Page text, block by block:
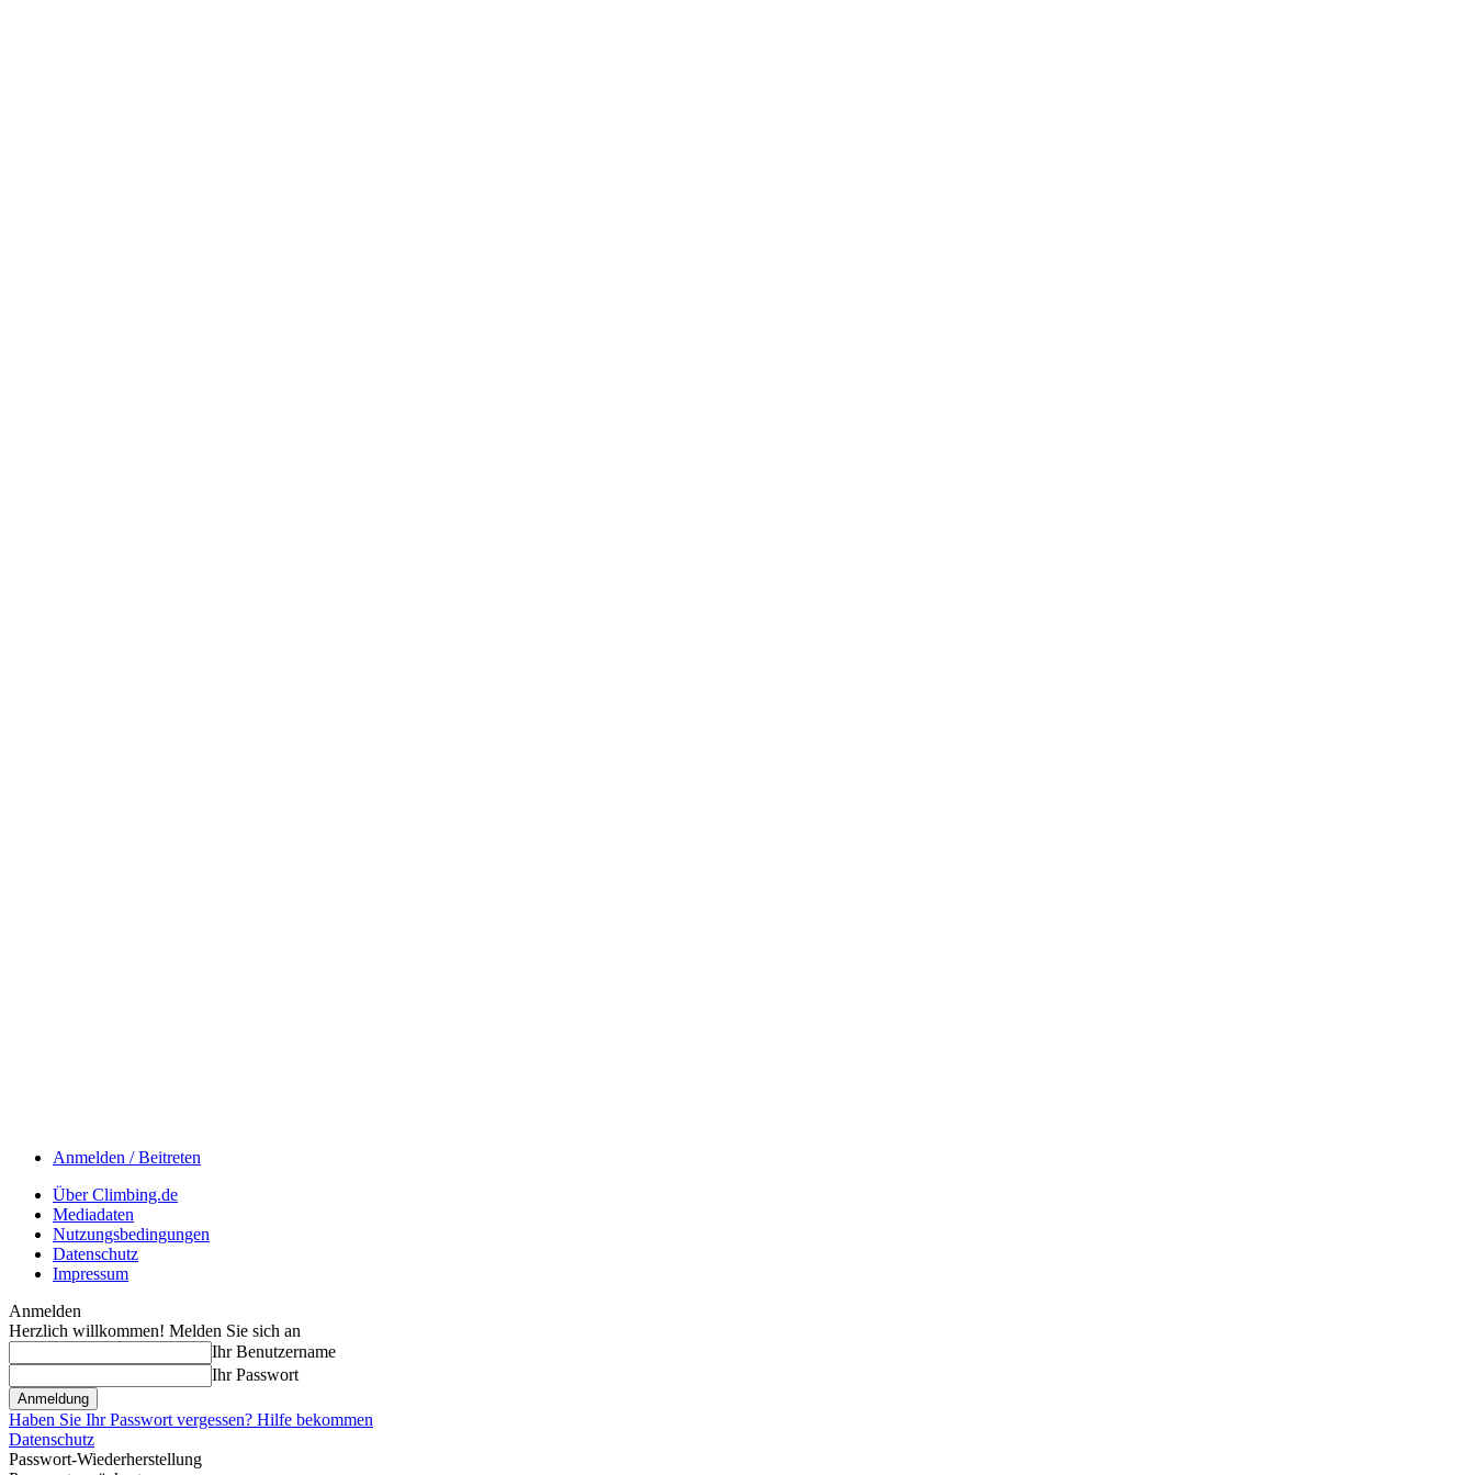
Anmelden / Beitreten
Über Climbing.de
Mediadaten
Nutzungsbedingungen
Datenschutz
Impressum
Anmelden
Herzlich willkommen! Melden Sie sich an
Ihr Benutzername
Ihr Passwort
Haben Sie Ihr Passwort vergessen? Hilfe bekommen
Datenschutz
Passwort-Wiederherstellung